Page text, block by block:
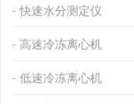
快速水分测定仪
高速冷冻离心机
低速冷冻离心机